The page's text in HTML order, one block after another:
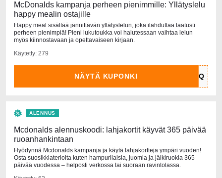
McDonalds kampanja perheen pienimmille: Yllätyslelu
happy mealin ostajille
Happy meal sisältää jännittävän yllätyslelun, joka ilahduttaa taatusti
perheen pienimpiä! Pieni lukutoukka voi halutessaan vaihtaa lelun
myös kiinnostavaan ja opettavaiseen kirjaan.
Käytetty: 279
NÄYTÄ KUPONKI
ALENNUS
Mcdonalds alennuskoodi: lahjakortit käyvät 365 päivää
ruoanhankintaan
Hyödynnä Mcdonalds kampanja ja käytä lahjakortteja ympäri vuoden!
Osta suosikkiaterioita kuten hampurilaisia, juomia ja jälkiruokia 365
päivää vuodessa – helposti verkossa tai suoraan ravintolassa.